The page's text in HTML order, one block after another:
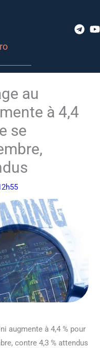
au
à 4,4
se
augmente à 4,4 % pour
contre 4,3 % attendus